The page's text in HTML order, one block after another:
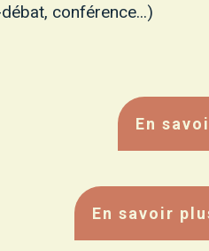
conférence...)
En
En savoir